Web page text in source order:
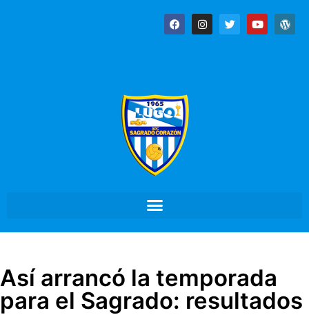
Así arrancó la temporada
para el Sagrado: resultados